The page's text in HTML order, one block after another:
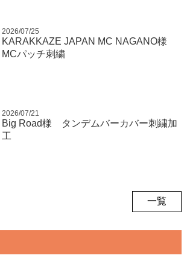
2026/07/25
KARAKKAZE JAPAN MC NAGANO様
MCパッチ刺繍
2026/07/21
Big Road様 タンデムバーカバー刺繍加
工
一覧